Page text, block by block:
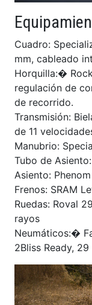
Cuadro:
mm, cableado
Horquilla:�
regulación de
de recorrido.
Transmisión:
de 11
Manubrio:
Tubo de
Asiento:
Frenos: SRAM
Ruedas: Roval
rayos
Neumáticos:�
2Bliss Ready,